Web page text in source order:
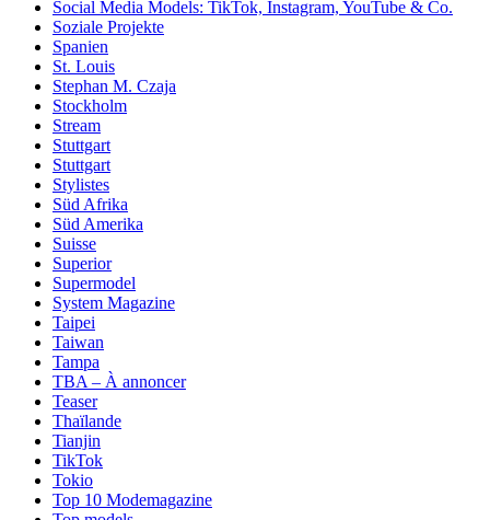
Social Media Models: TikTok, Instagram, YouTube & Co.
Soziale Projekte
Spanien
St. Louis
Stephan M. Czaja
Stockholm
Stream
Stuttgart
Stuttgart
Stylistes
Süd Afrika
Süd Amerika
Suisse
Superior
Supermodel
System Magazine
Taipei
Taiwan
Tampa
TBA – À annoncer
Teaser
Thaïlande
Tianjin
TikTok
Tokio
Top 10 Modemagazine